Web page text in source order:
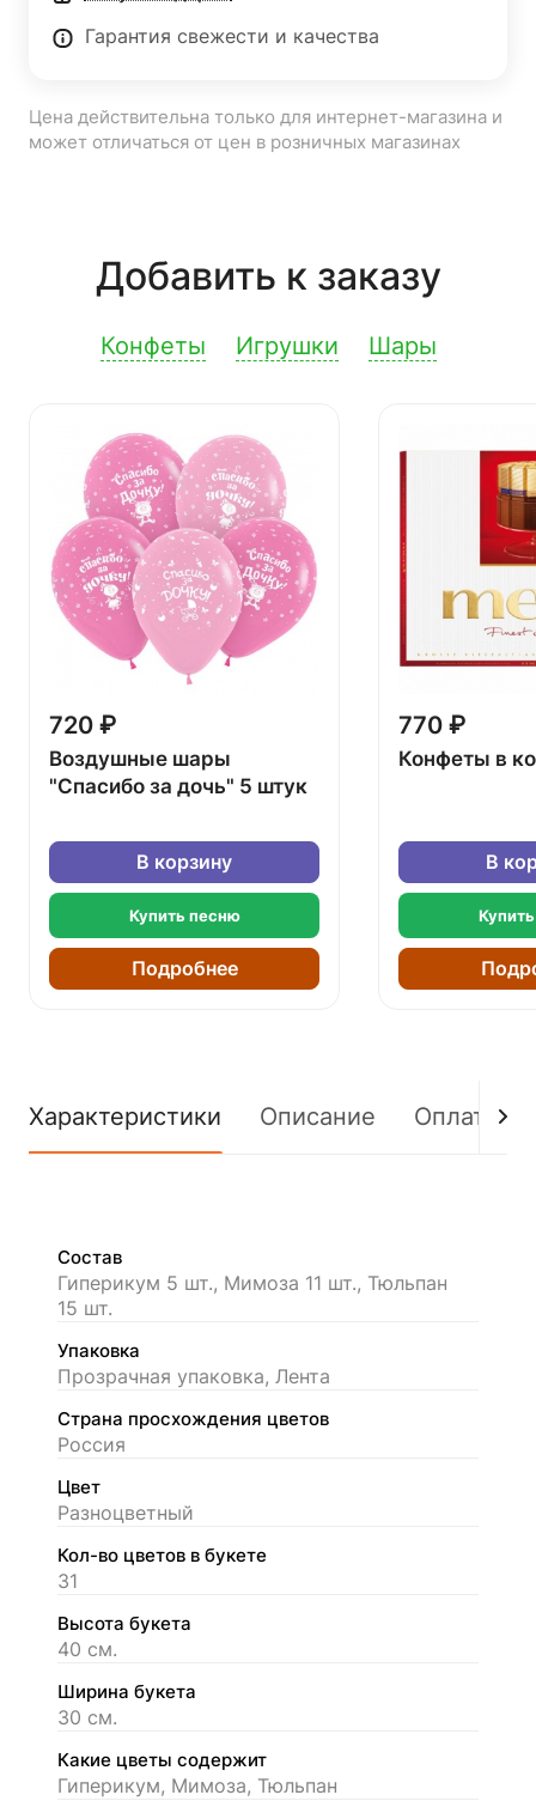
Гарантия свежести и качества
Цена действительна только для интернет-магазина и
может отличаться от цен в розничных магазинах
Добавить к заказу
Конфеты Игрушки Шары
720 ₽
Воздушные шары
"Спасибо за дочь" 5 штук
В корзину
Купить песню
Подробнее
770 ₽
Конфеты в
В
Характеристики Описание Оплата
Состав
Гиперикум 5 шт., Мимоза 11 шт., Тюльпан
15 шт.
Упаковка
Прозрачная упаковка, Лента
Страна просхождения цветов
Россия
Цвет
Разноцветный
Кол-во цветов в букете
31
Высота букета
40 см.
Ширина букета
30 см.
Какие цветы содержит
Гиперикум, Мимоза, Тюльпан